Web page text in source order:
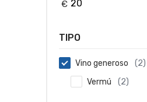
TIPO
Vino generoso (2)
Vermú (2)